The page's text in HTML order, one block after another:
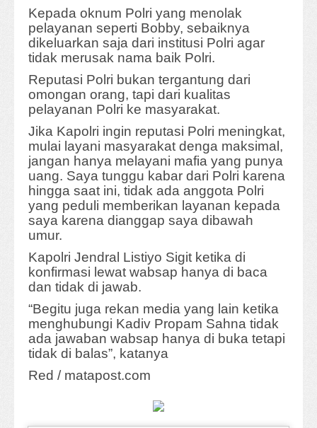
Kepada oknum Polri yang menolak
pelayanan seperti Bobby, sebaiknya
dikeluarkan saja dari institusi Polri agar
tidak merusak nama baik Polri.
Reputasi Polri bukan tergantung dari
omongan orang, tapi dari kualitas
pelayanan Polri ke masyarakat.
Jika Kapolri ingin reputasi Polri meningkat,
mulai layani masyarakat denga maksimal,
jangan hanya melayani mafia yang punya
uang. Saya tunggu kabar dari Polri karena
hingga saat ini, tidak ada anggota Polri
yang peduli memberikan layanan kepada
saya karena dianggap saya dibawah
umur.
Kapolri Jendral Listiyo Sigit ketika di
konfirmasi lewat wabsap hanya di baca
dan tidak di jawab.
“Begitu juga rekan media yang lain ketika
menghubungi Kadiv Propam Sahna tidak
ada jawaban wabsap hanya di buka tetapi
tidak di balas”, katanya
Red / matapost.com